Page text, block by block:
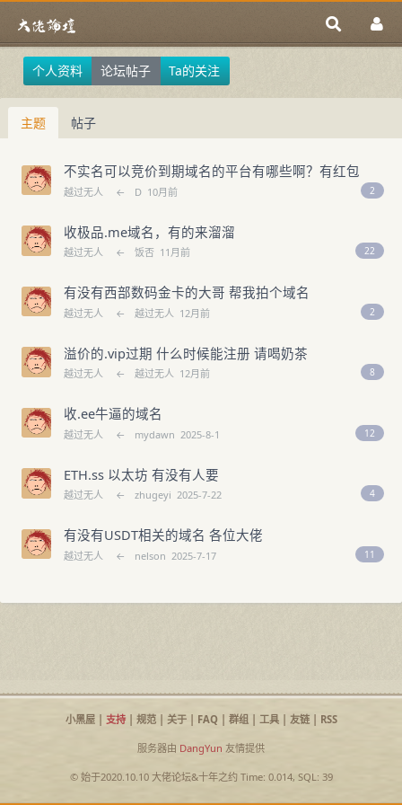
个人资料 论坛帖子 Ta的关注
主题 帖子
不实名可以竞价到期域名的平台有哪些啊？有红包
越过无人 ← D 10月前 2
收极品.me域名，有的来溜溜
越过无人 ← 饭否 11月前 22
有没有西部数码金卡的大哥 帮我拍个域名
越过无人 ← 越过无人 12月前 2
溢价的.vip过期 什么时候能注册 请喝奶茶
越过无人 ← 越过无人 12月前 8
收.ee牛逼的域名
越过无人 ← mydawn 2025-8-1 12
ETH.ss 以太坊 有没有人要
越过无人 ← zhugeyi 2025-7-22 4
有没有USDT相关的域名 各位大佬
越过无人 ← nelson 2025-7-17 11
小黑屋| 支持| 规范| 关于| FAQ| 群组| 工具| 友链| RSS
服务器由 DangYun 友情提供
© 始于2020.10.10 大佬论坛&十年之约Time: 0.014, SQL: 39